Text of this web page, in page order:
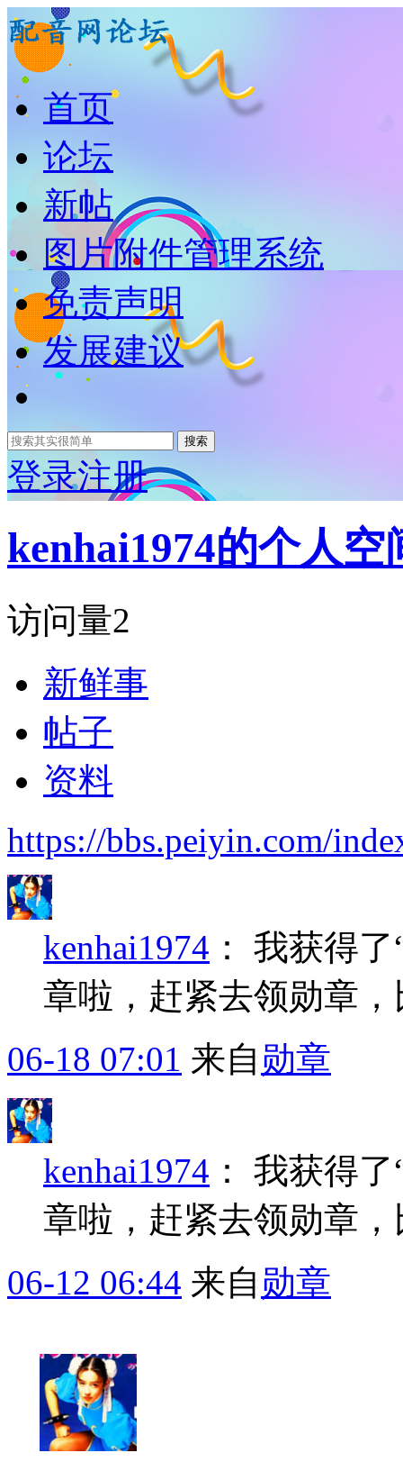
首页
论坛
新帖
图片附件管理系统
免责声明
发展建议
搜索
登录注册
kenhai1974的个人空
访问量2
新鲜事
帖子
资料
https://bbs.peiyin.com/
kenhai1974 ： 我获得了
章啦，赶紧去领勋章
06-18 07:01 来自 勋章
kenhai1974 ： 我获得了
章啦，赶紧去领勋章
06-12 06:44 来自 勋章